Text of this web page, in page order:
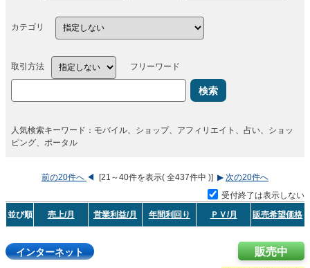
カテゴリ
取引方法 フリーワード
検索
人気検索キーワード：モバイル、ショップ、アフィリエイト、占い、ショッ
ピング、ポータル
前の20件へ ◀ [21～40件を表示( 全437件中 )] ▶ 次の20件へ
受付終了は表示しない
並び順
売上/月 営業利益/月 年間利回り ＰＶ/月 販売希望価格
インターネット 販売中